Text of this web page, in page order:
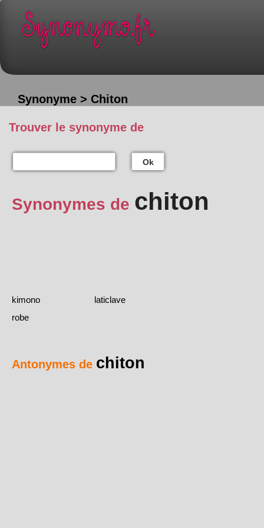
Synonyme > Chiton
Trouver le synonyme de
Ok
Synonymes de chiton
kimono
laticlave
robe
Antonymes de chiton